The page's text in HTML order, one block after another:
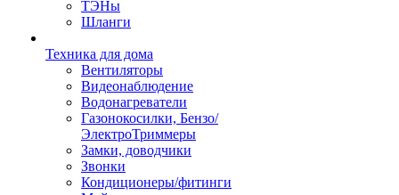
ТЭНы
Шланги
Техника для дома
Вентиляторы
Видеонаблюдение
Водонагреватели
Газонокосилки, Бензо/
ЭлектроТриммеры
Замки, доводчики
Звонки
Кондиционеры/фитинги